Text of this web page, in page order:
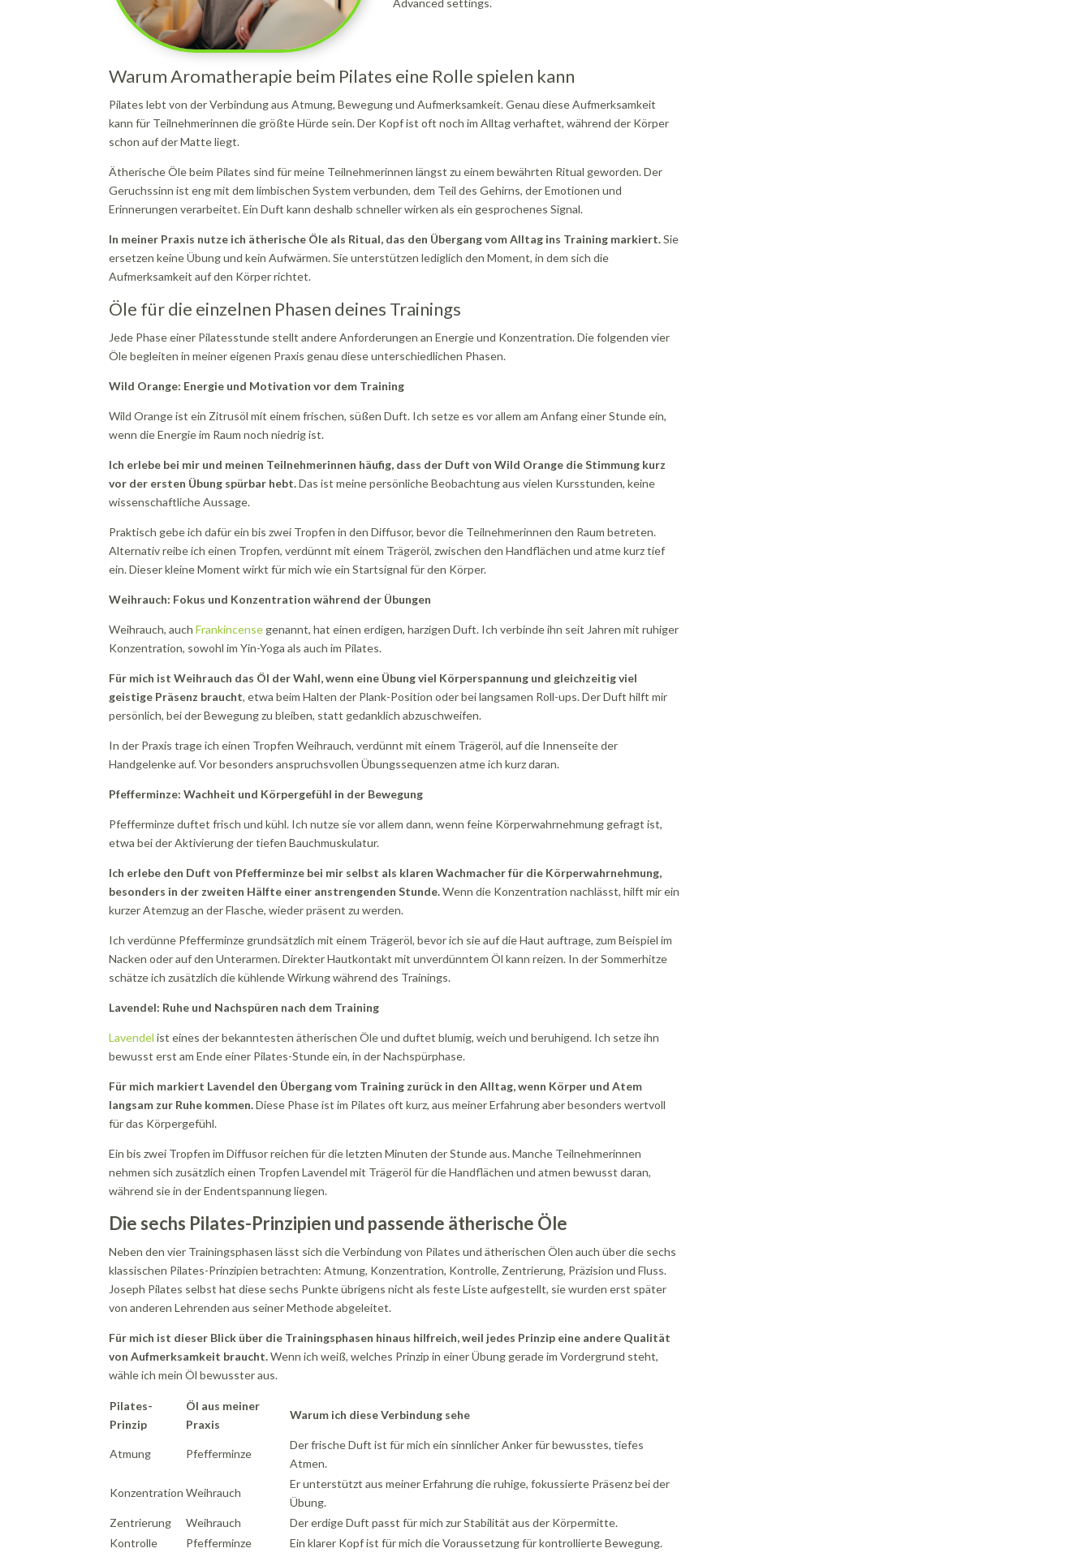
Warum Aromatherapie beim Pilates eine Rolle spielen kann
Pilates lebt von der Verbindung aus Atmung, Bewegung und Aufmerksamkeit. Genau diese Aufmerksamkeit
kann für Teilnehmerinnen die größte Hürde sein. Der Kopf ist oft noch im Alltag verhaftet, während der Körper
schon auf der Matte liegt.
Ätherische Öle beim Pilates sind für meine Teilnehmerinnen längst zu einem bewährten Ritual geworden. Der
Geruchssinn ist eng mit dem limbischen System verbunden, dem Teil des Gehirns, der Emotionen und
Erinnerungen verarbeitet. Ein Duft kann deshalb schneller wirken als ein gesprochenes Signal.
In meiner Praxis nutze ich ätherische Öle als Ritual, das den Übergang vom Alltag ins Training markiert.Sie
ersetzen keine Übung und kein Aufwärmen. Sie unterstützen lediglich den Moment, in dem sich die
Aufmerksamkeit auf den Körper richtet.
Öle für die einzelnen Phasen deines Trainings
Jede Phase einer Pilatesstunde stellt andere Anforderungen an Energie und Konzentration. Die folgenden vier
Öle begleiten in meiner eigenen Praxis genau diese unterschiedlichen Phasen.
Wild Orange: Energie und Motivation vor dem Training
Wild Orange ist ein Zitrusöl mit einem frischen, süßen Duft. Ich setze es vor allem am Anfang einer Stunde ein,
wenn die Energie im Raum noch niedrig ist.
Ich erlebe bei mir und meinen Teilnehmerinnen häufig, dass der Duft von Wild Orange die Stimmung kurz
vor der ersten Übung spürbar hebt.Das ist meine persönliche Beobachtung aus vielen Kursstunden, keine
wissenschaftliche Aussage.
Praktisch gebe ich dafür ein bis zwei Tropfen in den Diffusor, bevor die Teilnehmerinnen den Raum betreten.
Alternativ reibe ich einen Tropfen, verdünnt mit einem Trägeröl, zwischen den Handflächen und atme kurz tief
ein. Dieser kleine Moment wirkt für mich wie ein Startsignal für den Körper.
Weihrauch: Fokus und Konzentration während der Übungen
Weihrauch, auchFrankincense genannt, hat einen erdigen, harzigen Duft. Ich verbinde ihn seit Jahren mit ruhiger
Konzentration, sowohl im Yin-Yoga als auch im Pilates.
Für mich ist Weihrauch das Öl der Wahl, wenn eine Übung viel Körperspannung und gleichzeitig viel
geistige Präsenz braucht, etwa beim Halten der Plank-Position oder bei langsamen Roll-ups. Der Duft hilft mir
persönlich, bei der Bewegung zu bleiben, statt gedanklich abzuschweifen.
In der Praxis trage ich einen Tropfen Weihrauch, verdünnt mit einem Trägeröl, auf die Innenseite der
Handgelenke auf. Vor besonders anspruchsvollen Übungssequenzen atme ich kurz daran.
Pfefferminze: Wachheit und Körpergefühl in der Bewegung
Pfefferminze duftet frisch und kühl. Ich nutze sie vor allem dann, wenn feine Körperwahrnehmung gefragt ist,
etwa bei der Aktivierung der tiefen Bauchmuskulatur.
Ich erlebe den Duft von Pfefferminze bei mir selbst als klaren Wachmacher für die Körperwahrnehmung,
besonders in der zweiten Hälfte einer anstrengenden Stunde.Wenn die Konzentration nachlässt, hilft mir ein
kurzer Atemzug an der Flasche, wieder präsent zu werden.
Ich verdünne Pfefferminze grundsätzlich mit einem Trägeröl, bevor ich sie auf die Haut auftrage, zum Beispiel im
Nacken oder auf den Unterarmen. Direkter Hautkontakt mit unverdünntem Öl kann reizen. In der Sommerhitze
schätze ich zusätzlich die kühlende Wirkung während des Trainings.
Lavendel: Ruhe und Nachspüren nach dem Training
Lavendel ist eines der bekanntesten ätherischen Öle und duftet blumig, weich und beruhigend. Ich setze ihn
bewusst erst am Ende einer Pilates-Stunde ein, in der Nachspürphase.
Für mich markiert Lavendel den Übergang vom Training zurück in den Alltag, wenn Körper und Atem
langsam zur Ruhe kommen.Diese Phase ist im Pilates oft kurz, aus meiner Erfahrung aber besonders wertvoll
für das Körpergefühl.
Ein bis zwei Tropfen im Diffusor reichen für die letzten Minuten der Stunde aus. Manche Teilnehmerinnen
nehmen sich zusätzlich einen Tropfen Lavendel mit Trägeröl für die Handflächen und atmen bewusst daran,
während sie in der Endentspannung liegen.
Die sechs Pilates-Prinzipien und passende ätherische Öle
Neben den vier Trainingsphasen lässt sich die Verbindung von Pilates und ätherischen Ölen auch über die sechs
klassischen Pilates-Prinzipien betrachten: Atmung, Konzentration, Kontrolle, Zentrierung, Präzision und Fluss.
Joseph Pilates selbst hat diese sechs Punkte übrigens nicht als feste Liste aufgestellt, sie wurden erst später
von anderen Lehrenden aus seiner Methode abgeleitet.
Für mich ist dieser Blick über die Trainingsphasen hinaus hilfreich, weil jedes Prinzip eine andere Qualität
von Aufmerksamkeit braucht.Wenn ich weiß, welches Prinzip in einer Übung gerade im Vordergrund steht,
wähle ich mein Öl bewusster aus.
Pilates-
Prinzip
Öl aus meiner
Praxis
Warum ich diese Verbindung sehe
Atmung Pfefferminze
Der frische Duft ist für mich ein sinnlicher Anker für bewusstes, tiefes
Atmen.
Konzentration Weihrauch
Er unterstützt aus meiner Erfahrung die ruhige, fokussierte Präsenz bei der
Übung.
Zentrierung
Weihrauch
Der erdige Duft passt für mich zur Stabilität aus der Körpermitte.
Kontrolle
Pfefferminze
Ein klarer Kopf ist für mich die Voraussetzung für kontrollierte Bewegung.